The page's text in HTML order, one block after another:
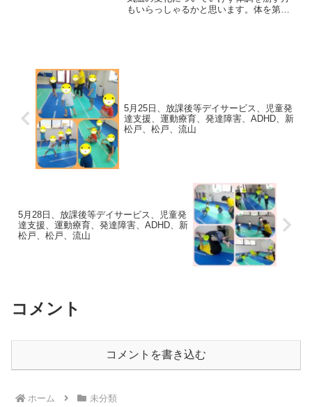
もいらっしゃるかと思います。体を第一
5月25日、放課後等デイサービス、児童発
達支援、運動療育、発達障害、ADHD、新
松戸、松戸、流山
5月28日、放課後等デイサービス、児童発
達支援、運動療育、発達障害、ADHD、新
松戸、松戸、流山
コメント
コメントを書き込む
ホーム 未分類